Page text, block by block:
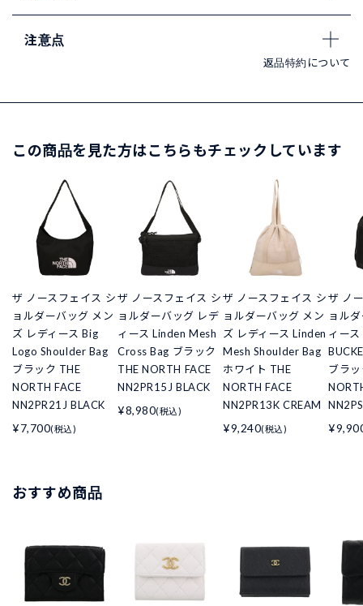
注意点
返品特約について
この商品を見た方はこちらもチェックしています
ザ ノースフェイス シ
ョルダーバッグ メン
ズ レディース Big
Logo Shoulder Bag
ブラック THE
NORTH FACE
NN2PR21J BLACK
¥7,700(税込)
ザ ノースフェイス シ
ョルダーバッグ レデ
ィース Linden Mesh
Cross Bag ブラック
THE NORTH FACE
NN2PR15J BLACK
¥8,980(税込)
ザ ノースフェイス シ
ョルダーバッグ メン
ズ レディース Linden
Mesh Shoulder Bag
ホワイト THE
NORTH FACE
NN2PR13K CREAM
¥9,240(税込)
ザ ノ
ョル
ィー
ブラ
おすすめ商品